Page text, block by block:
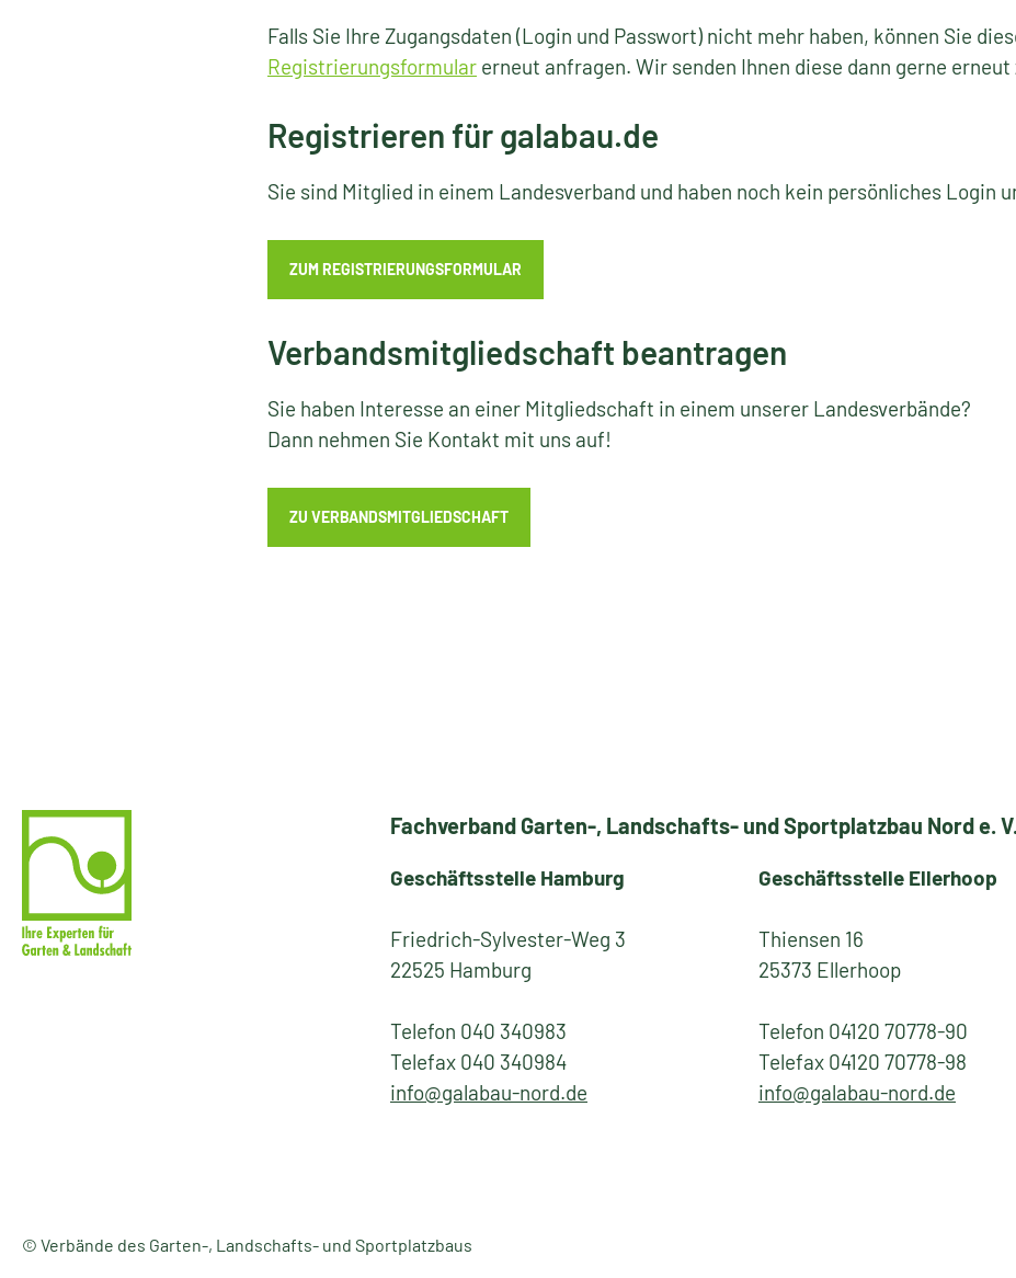
Falls Sie Ihre Zugangsdaten (Login und Passwort) nicht mehr haben, können Sie
Registrierungsformular erneut anfragen. Wir senden Ihnen diese dann gerne erneut
Registrieren für galabau.de
Sie sind Mitglied in einem Landesverband und haben noch kein persönliches Login
ZUM REGISTRIERUNGSFORMULAR
Verbandsmitgliedschaft beantragen
Sie haben Interesse an einer Mitgliedschaft in einem unserer Landesverbände?
Dann nehmen Sie Kontakt mit uns auf!
ZU VERBANDSMITGLIEDSCHAFT
Fachverband Garten-, Landschafts- und Sportplatzbau Nord e.
Geschäftsstelle Hamburg
Friedrich-Sylvester-Weg 3
22525 Hamburg
Telefon 040 340983
Telefax 040 340984
info@galabau-nord.de
Geschäftsstelle Ellerhoop
Thiensen 16
25373 Ellerhoop
Telefon 04120 70778-90
Telefax 04120 70778-98
info@galabau-nord.de
© Verbände des Garten-, Landschafts- und Sportplatzbaus